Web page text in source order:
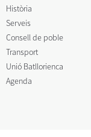
Història
Serveis
Consell de poble
Transport
Unió Batllorienca
Agenda